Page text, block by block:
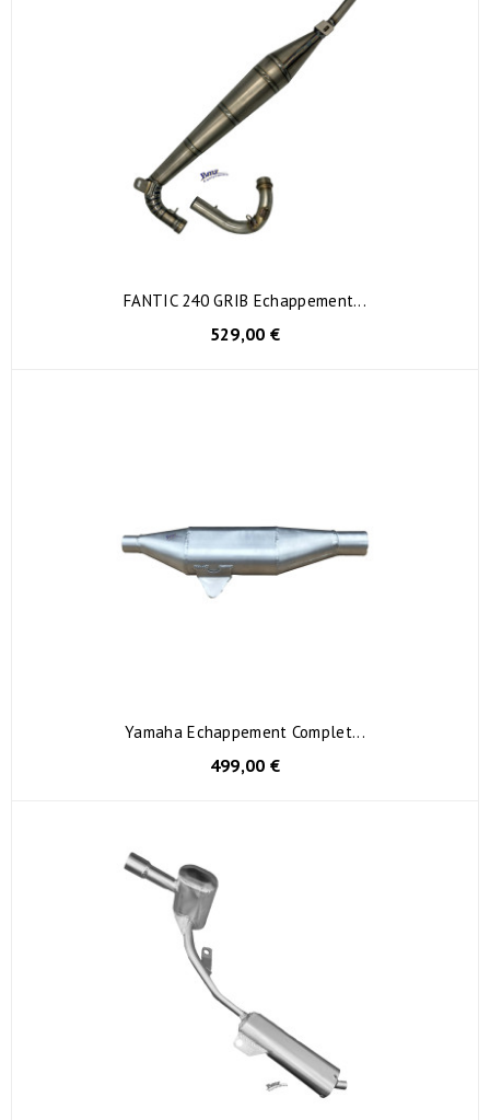
FANTIC 240 GRIB Echappement...
529,00 €
Yamaha Echappement Complet...
499,00 €